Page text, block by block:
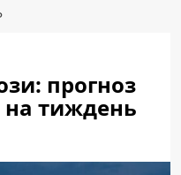
прогноз
на тиждень